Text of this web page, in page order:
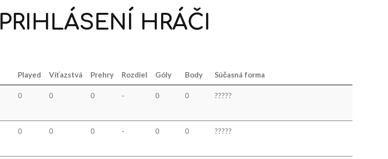
PRIHLÁSENÍ HRÁČI
Played Víťazstvá Prehry Rozdiel Góly Body Súčasná forma
0 0 0 - 0 0 ?????
0 0 0 - 0 0 ?????